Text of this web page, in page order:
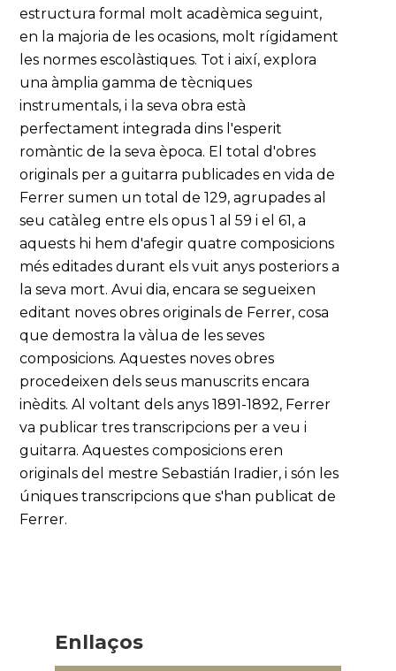
estructura formal molt acadèmica seguint,
en la majoria de les ocasions, molt rígidament
les normes escolàstiques. Tot i així, explora
una àmplia gamma de tècniques
instrumentals, i la seva obra està
perfectament integrada dins l'esperit
romàntic de la seva època. El total d'obres
originals per a guitarra publicades en vida de
Ferrer sumen un total de 129, agrupades al
seu catàleg entre els opus 1 al 59 i el 61, a
aquests hi hem d'afegir quatre composicions
més editades durant els vuit anys posteriors a
la seva mort. Avui dia, encara se segueixen
editant noves obres originals de Ferrer, cosa
que demostra la vàlua de les seves
composicions. Aquestes noves obres
procedeixen dels seus manuscrits encara
inèdits. Al voltant dels anys 1891-1892, Ferrer
va publicar tres transcripcions per a veu i
guitarra. Aquestes composicions eren
originals del mestre Sebastián Iradier, i són les
úniques transcripcions que s'han publicat de
Ferrer.
Enllaços